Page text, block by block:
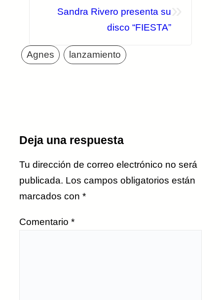
Sandra Rivero presenta su
disco “FIESTA”
Agnes lanzamiento
Deja una respuesta
Tu dirección de correo electrónico no será
publicada. Los campos obligatorios están
marcados con *
Comentario *